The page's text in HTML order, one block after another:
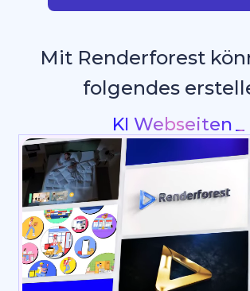
Mit Renderforest
folgendes
Intros & Lo_